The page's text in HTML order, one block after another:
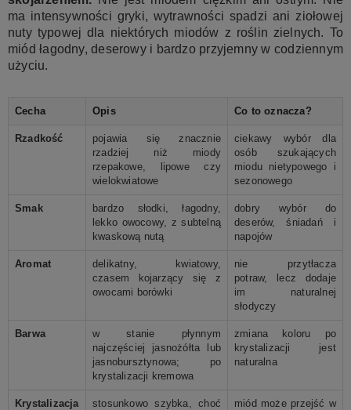
ma intensywności gryki, wytrawności spadzi ani ziołowej
nuty typowej dla niektórych miodów z roślin zielnych. To
miód łagodny, deserowy i bardzo przyjemny w codziennym
użyciu.
Cecha Opis Co to oznacza?
Rzadkość
pojawia się znacznie
rzadziej niż miody
rzepakowe, lipowe czy
wielokwiatowe
ciekawy wybór dla
osób szukających
miodu nietypowego i
sezonowego
Smak
bardzo słodki, łagodny,
lekko owocowy, z subtelną
kwaskową nutą
dobry wybór do
deserów, śniadań i
napojów
Aromat
delikatny, kwiatowy,
czasem kojarzący się z
owocami borówki
nie przytłacza
potraw, lecz dodaje
im naturalnej
słodyczy
Barwa
w stanie płynnym
najczęściej jasnożółta lub
jasnobursztynowa; po
krystalizacji kremowa
zmiana koloru po
krystalizacji jest
naturalna
Krystalizacja
stosunkowo szybka, choć
miód może przejść w